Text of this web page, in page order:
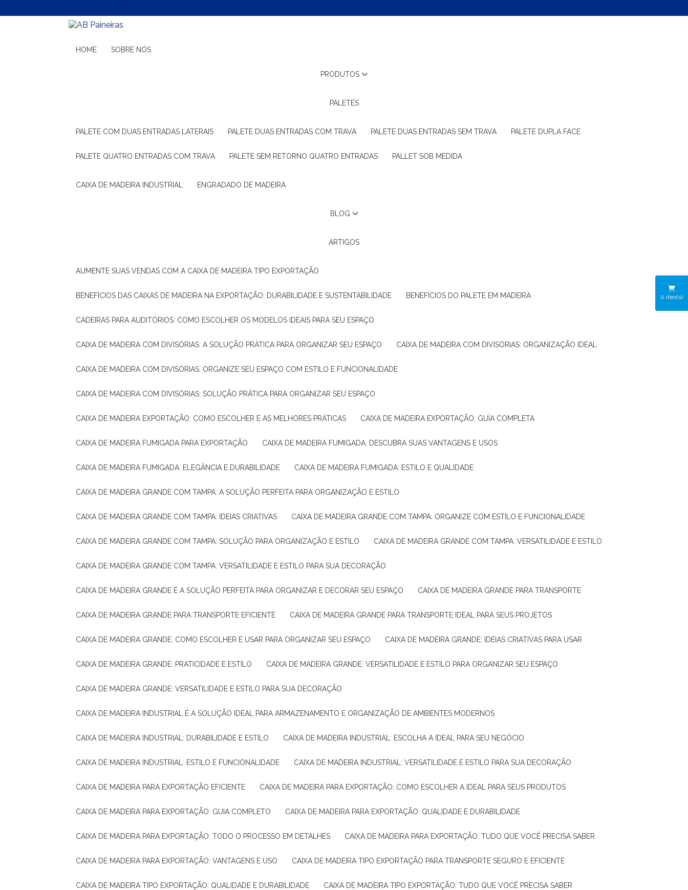
HOME SOBRE NÓS
PRODUTOS
PALETES
PALETE COM DUAS ENTRADAS LATERAIS PALETE DUAS ENTRADAS COM TRAVA PALETE DUAS ENTRADAS SEM TRAVA PALETE DUPLA FACE
PALETE QUATRO ENTRADAS COM TRAVA PALETE SEM RETORNO QUATRO ENTRADAS PALLET SOB MEDIDA
CAIXA DE MADEIRA INDUSTRIAL ENGRADADO DE MADEIRA
BLOG
ARTIGOS
AUMENTE SUAS VENDAS COM A CAIXA DE MADEIRA TIPO EXPORTAÇÃO
BENEFÍCIOS DAS CAIXAS DE MADEIRA NA EXPORTAÇÃO: DURABILIDADE E SUSTENTABILIDADE BENEFÍCIOS DO PALETE EM MADEIRA
CADEIRAS PARA AUDITÓRIOS: COMO ESCOLHER OS MODELOS IDEAIS PARA SEU ESPAÇO
CAIXA DE MADEIRA COM DIVISÓRIAS: A SOLUÇÃO PRÁTICA PARA ORGANIZAR SEU ESPAÇO CAIXA DE MADEIRA COM DIVISÓRIAS: ORGANIZAÇÃO IDEAL
CAIXA DE MADEIRA COM DIVISÓRIAS: ORGANIZE SEU ESPAÇO COM ESTILO E FUNCIONALIDADE
CAIXA DE MADEIRA COM DIVISÓRIAS: SOLUÇÃO PRÁTICA PARA ORGANIZAR SEU ESPAÇO
CAIXA DE MADEIRA EXPORTAÇÃO: COMO ESCOLHER E AS MELHORES PRÁTICAS CAIXA DE MADEIRA EXPORTAÇÃO: GUÍA COMPLETA
CAIXA DE MADEIRA FUMIGADA PARA EXPORTAÇÃO CAIXA DE MADEIRA FUMIGADA: DESCUBRA SUAS VANTAGENS E USOS
CAIXA DE MADEIRA FUMIGADA: ELEGÂNCIA E DURABILIDADE CAIXA DE MADEIRA FUMIGADA: ESTILO E QUALIDADE
CAIXA DE MADEIRA GRANDE COM TAMPA: A SOLUÇÃO PERFEITA PARA ORGANIZAÇÃO E ESTILO
CAIXA DE MADEIRA GRANDE COM TAMPA: IDEIAS CRIATIVAS CAIXA DE MADEIRA GRANDE COM TAMPA: ORGANIZE COM ESTILO E FUNCIONALIDADE
CAIXA DE MADEIRA GRANDE COM TAMPA: SOLUÇÃO PARA ORGANIZAÇÃO E ESTILO CAIXA DE MADEIRA GRANDE COM TAMPA: VERSATILIDADE E ESTILO
CAIXA DE MADEIRA GRANDE COM TAMPA: VERSATILIDADE E ESTILO PARA SUA DECORAÇÃO
CAIXA DE MADEIRA GRANDE É A SOLUÇÃO PERFEITA PARA ORGANIZAR E DECORAR SEU ESPAÇO CAIXA DE MADEIRA GRANDE PARA TRANSPORTE
CAIXA DE MADEIRA GRANDE PARA TRANSPORTE EFICIENTE CAIXA DE MADEIRA GRANDE PARA TRANSPORTE IDEAL PARA SEUS PROJETOS
CAIXA DE MADEIRA GRANDE: COMO ESCOLHER E USAR PARA ORGANIZAR SEU ESPAÇO CAIXA DE MADEIRA GRANDE: IDEIAS CRIATIVAS PARA USAR
CAIXA DE MADEIRA GRANDE: PRATICIDADE E ESTILO CAIXA DE MADEIRA GRANDE: VERSATILIDADE E ESTILO PARA ORGANIZAR SEU ESPAÇO
CAIXA DE MADEIRA GRANDE: VERSATILIDADE E ESTILO PARA SUA DECORAÇÃO
CAIXA DE MADEIRA INDUSTRIAL É A SOLUÇÃO IDEAL PARA ARMAZENAMENTO E ORGANIZAÇÃO DE AMBIENTES MODERNOS
CAIXA DE MADEIRA INDUSTRIAL: DURABILIDADE E ESTILO CAIXA DE MADEIRA INDUSTRIAL: ESCOLHA A IDEAL PARA SEU NEGÓCIO
CAIXA DE MADEIRA INDUSTRIAL: ESTILO E FUNCIONALIDADE CAIXA DE MADEIRA INDUSTRIAL: VERSATILIDADE E ESTILO PARA SUA DECORAÇÃO
CAIXA DE MADEIRA PARA EXPORTAÇÃO EFICIENTE CAIXA DE MADEIRA PARA EXPORTAÇÃO: COMO ESCOLHER A IDEAL PARA SEUS PRODUTOS
CAIXA DE MADEIRA PARA EXPORTAÇÃO: GUIA COMPLETO CAIXA DE MADEIRA PARA EXPORTAÇÃO: QUALIDADE E DURABILIDADE
CAIXA DE MADEIRA PARA EXPORTAÇÃO: TODO O PROCESSO EM DETALHES CAIXA DE MADEIRA PARA EXPORTAÇÃO: TUDO QUE VOCÊ PRECISA SABER
CAIXA DE MADEIRA PARA EXPORTAÇÃO: VANTAGENS E USO CAIXA DE MADEIRA TIPO EXPORTAÇÃO PARA TRANSPORTE SEGURO E EFICIENTE
CAIXA DE MADEIRA TIPO EXPORTAÇÃO: QUALIDADE E DURABILIDADE CAIXA DE MADEIRA TIPO EXPORTAÇÃO: TUDO QUE VOCÊ PRECISA SABER
0 iten(s)